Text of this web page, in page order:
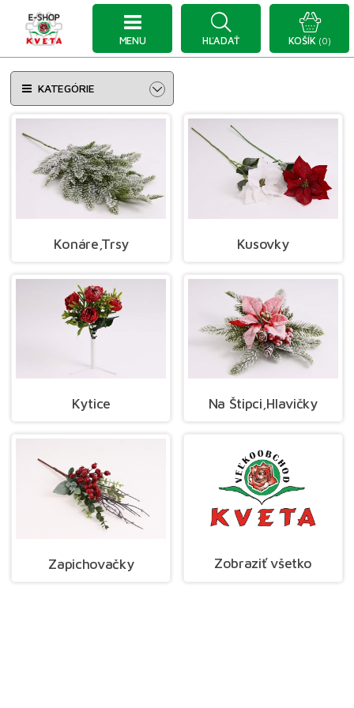
MENU HĽADAŤ KOŠÍK (0)
KATEGÓRIE
Konáre,Trsy Kusovky
Kytice Na Štipci,Hlavičky
Zapichovačky Zobraziť všetko